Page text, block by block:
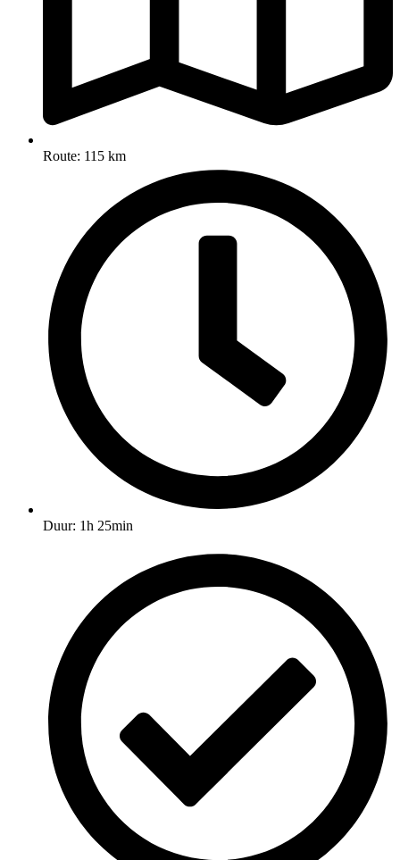
Route: 115 km
Duur: 1h 25min